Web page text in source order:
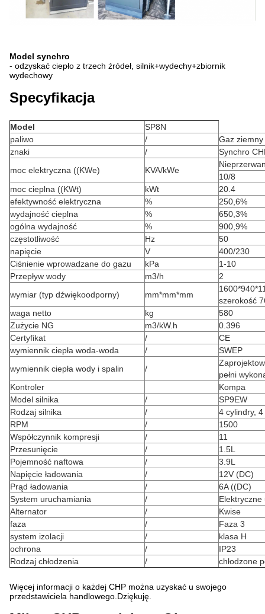
Model synchro
- odzyskać ciepło z trzech źródeł, silnik+wydechy+zbiornik
wydechowy
Specyfikacja
Model
SP8N
paliwo
/
Gaz ziemny
znaki
/
Synchro
moc elektryczna ((KWe)
KVA/kWe
10/8
moc cieplna ((KWt)
kWt
20.4
efektywność elektryczna
%
250,6%
wydajność cieplna
%
650,3%
ogólna wydajność
%
900,9%
częstotliwość
Hz
50
napięcie
V
400/230
Ciśnienie wprowadzane do gazu
kPa
1-10
Przepływ wody
m3/h
2
wymiar (typ dźwiękoodporny)
mm*mm*mm
szerokość
waga netto
kg
580
Zużycie NG
m3/kW.h
0.396
Certyfikat
/
CE
wymiennik ciepła woda-woda
/
SWEP
wymiennik ciepła wody i spalin
/
pełni
Kontroler
Kompa
Model silnika
/
SP9EW
Rodzaj silnika
/
4 cylindry,
RPM
/
1500
Współczynnik kompresji
/
11
Przesunięcie
/
1.5L
Pojemność naftowa
/
3.9L
Napięcie ładowania
/
12V (DC)
Prąd ładowania
/
6A ((DC)
System uruchamiania
/
Alternator
/
Kwise
faza
/
Faza 3
system izolacji
/
klasa H
ochrona
/
IP23
Rodzaj chłodzenia
/ chłodzone
Więcej informacji o każdej CHP można uzyskać u swojego
przedstawiciela handlowego.Dziękuję.